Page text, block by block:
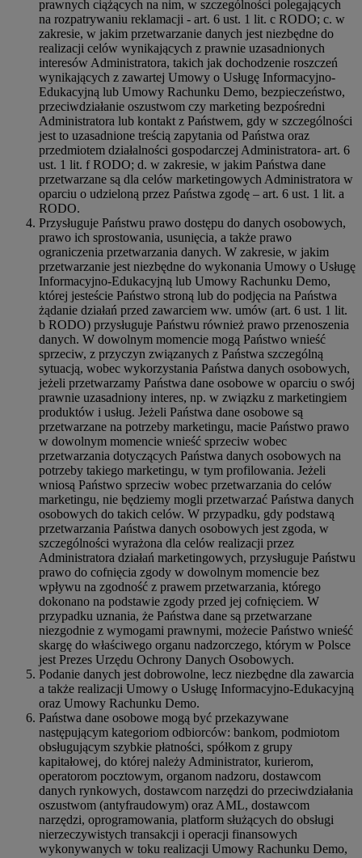
prawnych ciążących na nim, w szczególności polegających
na rozpatrywaniu reklamacji - art. 6 ust. 1 lit. c RODO; c. w
zakresie, w jakim przetwarzanie danych jest niezbędne do
realizacji celów wynikających z prawnie uzasadnionych
interesów Administratora, takich jak dochodzenie roszczeń
wynikających z zawartej Umowy o Usługę Informacyjno-
Edukacyjną lub Umowy Rachunku Demo, bezpieczeństwo,
przeciwdziałanie oszustwom czy marketing bezpośredni
Administratora lub kontakt z Państwem, gdy w szczególności
jest to uzasadnione treścią zapytania od Państwa oraz
przedmiotem działalności gospodarczej Administratora- art. 6
ust. 1 lit. f RODO; d. w zakresie, w jakim Państwa dane
przetwarzane są dla celów marketingowych Administratora w
oparciu o udzieloną przez Państwa zgodę – art. 6 ust. 1 lit. a
RODO.
Przysługuje Państwu prawo dostępu do danych osobowych,
prawo ich sprostowania, usunięcia, a także prawo
ograniczenia przetwarzania danych. W zakresie, w jakim
przetwarzanie jest niezbędne do wykonania Umowy o Usługę
Informacyjno-Edukacyjną lub Umowy Rachunku Demo,
której jesteście Państwo stroną lub do podjęcia na Państwa
żądanie działań przed zawarciem ww. umów (art. 6 ust. 1 lit.
b RODO) przysługuje Państwu również prawo przenoszenia
danych. W dowolnym momencie mogą Państwo wnieść
sprzeciw, z przyczyn związanych z Państwa szczególną
sytuacją, wobec wykorzystania Państwa danych osobowych,
jeżeli przetwarzamy Państwa dane osobowe w oparciu o swój
prawnie uzasadniony interes, np. w związku z marketingiem
produktów i usług. Jeżeli Państwa dane osobowe są
przetwarzane na potrzeby marketingu, macie Państwo prawo
w dowolnym momencie wnieść sprzeciw wobec
przetwarzania dotyczących Państwa danych osobowych na
potrzeby takiego marketingu, w tym profilowania. Jeżeli
wniosą Państwo sprzeciw wobec przetwarzania do celów
marketingu, nie będziemy mogli przetwarzać Państwa danych
osobowych do takich celów. W przypadku, gdy podstawą
przetwarzania Państwa danych osobowych jest zgoda, w
szczególności wyrażona dla celów realizacji przez
Administratora działań marketingowych, przysługuje Państwu
prawo do cofnięcia zgody w dowolnym momencie bez
wpływu na zgodność z prawem przetwarzania, którego
dokonano na podstawie zgody przed jej cofnięciem. W
przypadku uznania, że Państwa dane są przetwarzane
niezgodnie z wymogami prawnymi, możecie Państwo wnieść
skargę do właściwego organu nadzorczego, którym w Polsce
jest Prezes Urzędu Ochrony Danych Osobowych.
Podanie danych jest dobrowolne, lecz niezbędne dla zawarcia
a także realizacji Umowy o Usługę Informacyjno-Edukacyjną
oraz Umowy Rachunku Demo.
Państwa dane osobowe mogą być przekazywane
następującym kategoriom odbiorców: bankom, podmiotom
obsługującym szybkie płatności, spółkom z grupy
kapitałowej, do której należy Administrator, kurierom,
operatorom pocztowym, organom nadzoru, dostawcom
danych rynkowych, dostawcom narzędzi do przeciwdziałania
oszustwom (antyfraudowym) oraz AML, dostawcom
narzędzi, oprogramowania, platform służących do obsługi
nierzeczywistych transakcji i operacji finansowych
wykonywanych w toku realizacji Umowy Rachunku Demo,